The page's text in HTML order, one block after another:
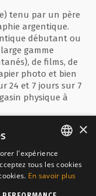
tenu par un père
argentique.
débutant ou
gamme
de films, de
photo et bien
24 et 7 jours sur 7
physique à
ENGLISH
FRANÇAIS
×
l'expérience
tous les cookies
En savoir plus